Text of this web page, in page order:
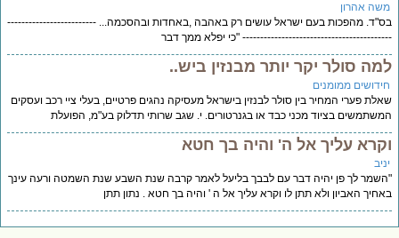
משה אהרון
בס"ד. מהפכות בעם ישראל עושים רק באהבה ,באחדות ובהסכמה... -------------------------
------------------------------------------ "כי יפלא ממך דבר
למה סולר יקר יותר מבנזין ביש..
חידושים ממומנים
שאלת פערי המחיר בין סולר לבנזין בישראל מעסיקה נהגים פרטיים, בעלי ציי רכב ועסקים
המשתמשים בציוד מכני כבד או בגנרטורים. י. שגב שרותי תדלוק בע"מ, הפועלת
וקרא עליך אל ה' והיה בך חטא
יניב
"השמר לך פן יהיה דבר עם לבבך בליעל לאמר קרבה שנת השבע שנת השמטה ורעה עינך
באחיך האביון ולא תתן לו וקרא עליך אל ה ' והיה בך חטא . נתון תתן